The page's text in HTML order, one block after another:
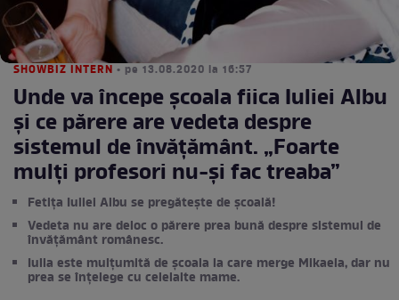
SHOWBIZ INTERN • pe 13.08.2020 la 16:57
Unde va începe școala fiica Iuliei Albu
și ce părere are vedeta despre
sistemul de învățământ. „Foarte
mulți profesori nu-și fac treaba”
Fetița Iuliei Albu se pregătește de școală!
Vedeta nu are deloc o părere prea bună despre sistemul de
învățământ românesc.
Iulia este mulțumită de școala la care merge Mikaela, dar nu
prea se înțelege cu celelalte mame.